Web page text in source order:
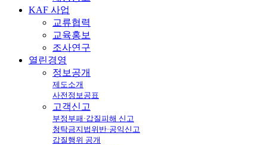
KAF 사업
교류협력
교육홍보
조사연구
열린경영
정보공개
제도소개
사전정보공표
고객신고
부정부패·갑질피해 신고
청탁금지법위반·공익신고
갑질행위 공개